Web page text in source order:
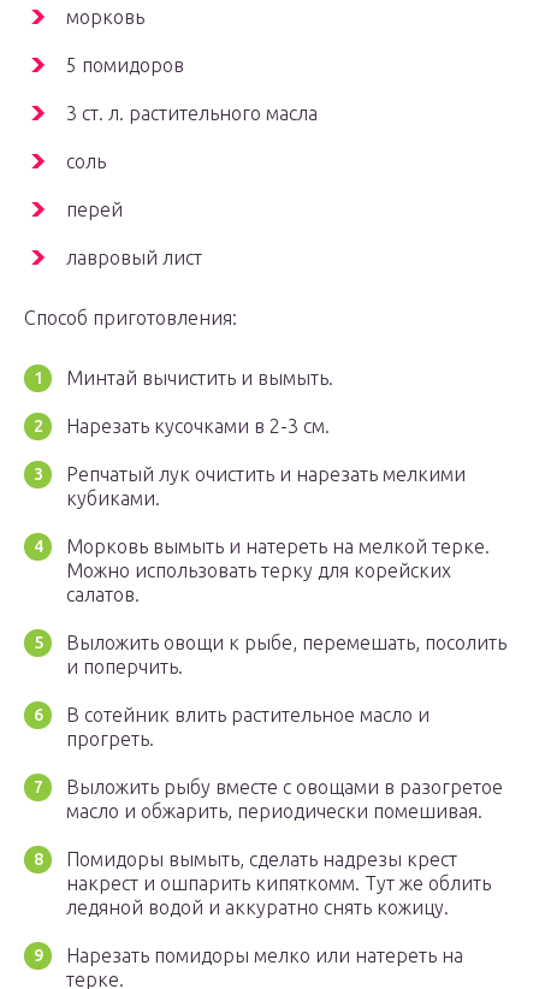
морковь
5 помидоров
3 ст. л. растительного масла
соль
перей
лавровый лист
Способ приготовления:
Минтай вычистить и вымыть.
Нарезать кусочками в 2-3 см.
Репчатый лук очистить и нарезать мелкими
кубиками.
Морковь вымыть и натереть на мелкой терке.
Можно использовать терку для корейских
салатов.
Выложить овощи к рыбе, перемешать, посолить
и поперчить.
В сотейник влить растительное масло и
прогреть.
Выложить рыбу вместе с овощами в разогретое
масло и обжарить, периодически помешивая.
Помидоры вымыть, сделать надрезы крест
накрест и ошпарить кипяткомм. Тут же облить
ледяной водой и аккуратно снять кожицу.
Нарезать помидоры мелко или натереть на
терке.